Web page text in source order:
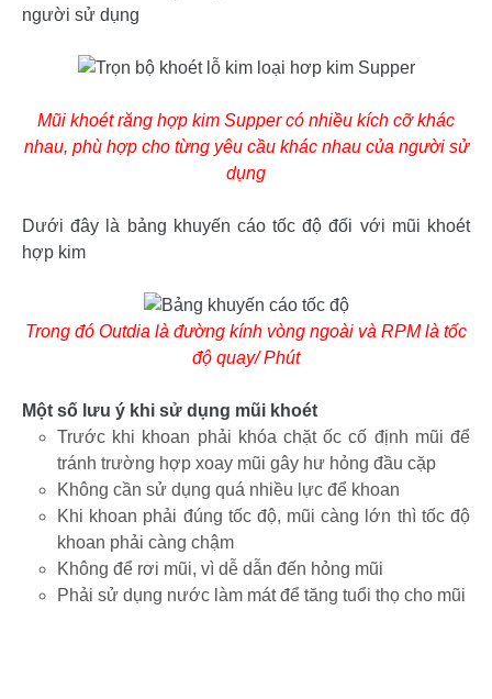
người sử dụng
Mũi khoét răng hợp kim Supper có nhiều kích cỡ khác
nhau, phù hợp cho từng yêu cầu khác nhau của người sử
dụng
Dưới đây là bảng khuyến cáo tốc độ đối với mũi khoét
hợp kim
Trong đó Outdia là đường kính vòng ngoài và RPM là tốc
độ quay/ Phút
Một số lưu ý khi sử dụng mũi khoét
Trước khi khoan phải khóa chặt ốc cố định mũi để
tránh trường hợp xoay mũi gây hư hỏng đầu cặp
Không cần sử dụng quá nhiều lực để khoan
Khi khoan phải đúng tốc độ, mũi càng lớn thì tốc độ
khoan phải càng chậm
Không để rơi mũi, vì dễ dẫn đến hỏng mũi
Phải sử dụng nước làm mát để tăng tuổi thọ cho mũi